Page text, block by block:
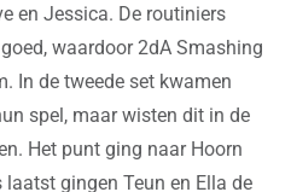
en Jessica. De routiniers
waardoor 2dA Smashing
In de tweede set kwamen
spel, maar wisten dit in de
Het punt ging naar Hoorn
gingen Teun en Ella de